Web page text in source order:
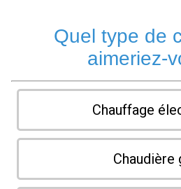
Quel type de
aimeriez-
Chauffage
Chaudière